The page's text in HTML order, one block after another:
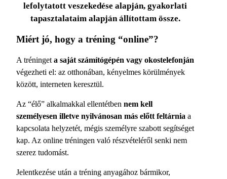
lefolytatott veszekedése alapján, gyakorlati
tapasztalataim alapján állítottam össze.
Miért jó, hogy a tréning “online”?
A tréninget a saját számítógépén vagy okostelefonján
végezheti el: az otthonában, kényelmes körülmények
között, interneten keresztül.
Az “élő” alkalmakkal ellentétben nem kell
személyesen illetve nyilvánosan más előtt feltárnia a
kapcsolata helyzetét, mégis személyre szabott segítséget
kap. Az online tréningen való részvételéről senki nem
szerez tudomást.
Jelentkezése után a tréning anyagához bármikor,